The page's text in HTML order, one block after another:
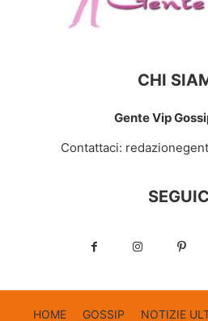
CHI
Gente Vip
Contattaci:
HOME GOSSIP NOTIZIE